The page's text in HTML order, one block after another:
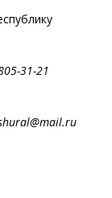
805-31-21